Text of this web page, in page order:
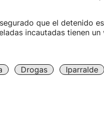
que el detenido
incautadas tienen
Drogas Iparralde